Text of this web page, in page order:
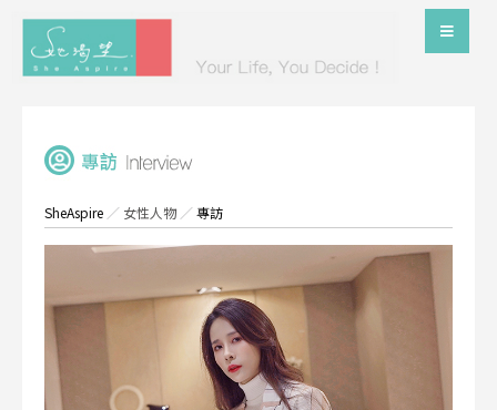
SheAspire ／ 女性人物／專訪